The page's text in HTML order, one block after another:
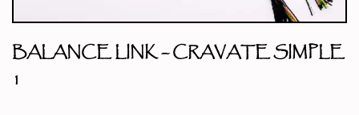
BALANCE LINK – CRAVATE SIMPLE
1